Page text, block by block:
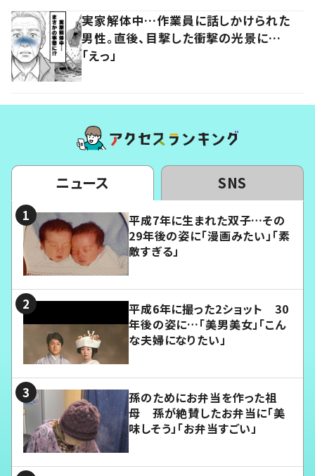
実家解体中…作業員に話しかけられた
男性。直後、目撃した衝撃の光景に…
「えっ」
ニュース SNS
平成7年に生まれた双子…その
29年後の姿に「漫画みたい」「素
敵すぎる」
平成6年に撮った2ショット 30
年後の姿に…「美男美女」「こん
な夫婦になりたい」
孫のためにお弁当を作った祖
母 孫が絶賛したお弁当に「美
味しそう」「お弁当すごい」